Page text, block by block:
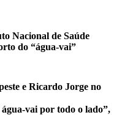
Nacional de Saúde
do “água-vai”
e Ricardo Jorge no
vai por todo o lado”,